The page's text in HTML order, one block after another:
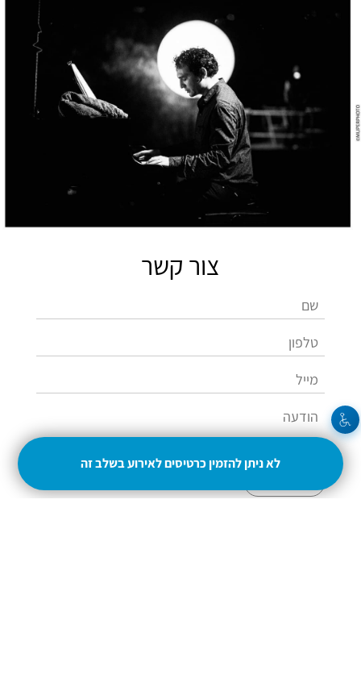
צור קשר
לא ניתן להזמין כרטיסים לאירוע בשלב זה